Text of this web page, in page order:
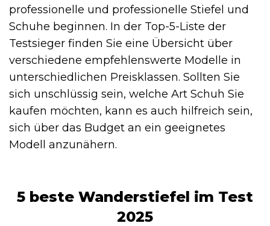
professionelle und professionelle Stiefel und
Schuhe beginnen. In der Top-5-Liste der
Testsieger finden Sie eine Übersicht über
verschiedene empfehlenswerte Modelle in
unterschiedlichen Preisklassen. Sollten Sie
sich unschlüssig sein, welche Art Schuh Sie
kaufen möchten, kann es auch hilfreich sein,
sich über das Budget an ein geeignetes
Modell anzunähern.
5 beste Wanderstiefel im Test
2025